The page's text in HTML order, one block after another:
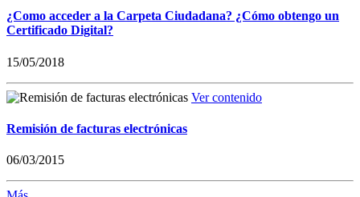
¿Como acceder a la Carpeta Ciudadana? ¿Cómo obtengo un
Certificado Digital?
15/05/2018
Ver contenido
Remisión de facturas electrónicas
06/03/2015